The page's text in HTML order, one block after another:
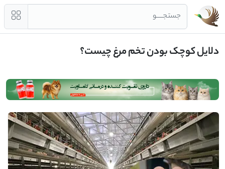
جستجــــو
دلایل کوچک بودن تخم مرغ چیست؟